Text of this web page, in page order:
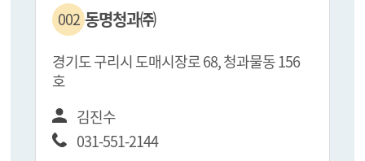
002 동명청과㈜
경기도 구리시 도매시장로 68, 청과물동 156
호
김진수
031-551-2144